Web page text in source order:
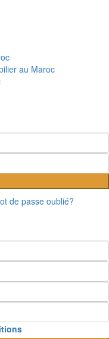
au Maroc
de passe oublié?